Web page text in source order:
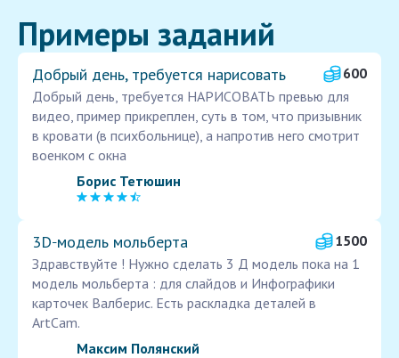
Примеры заданий
Добрый день, требуется нарисовать
600
Добрый день, требуется НАРИСОВАТЬ превью для
видео, пример прикреплен, суть в том, что призывник
в кровати (в психбольнице), а напротив него смотрит
военком с окна
Борис Тетюшин
3D‑модель мольберта
1500
Здравствуйте ! Нужно сделать 3 Д модель пока на 1
модель мольберта : для слайдов и Инфографики
карточек Валберис. Есть раскладка деталей в
АrtСam.
Максим Полянский